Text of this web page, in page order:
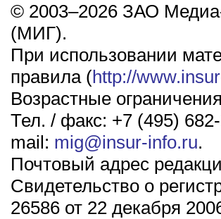
© 2003–2026 ЗАО
(МИГ).
При использовании
правила (http://
Возрастные
Тел. / факс: +7 (495)
mail: mig@insur-info.ru.
Почтовый адрес
Свидетельство о
26586 от 22 декабря